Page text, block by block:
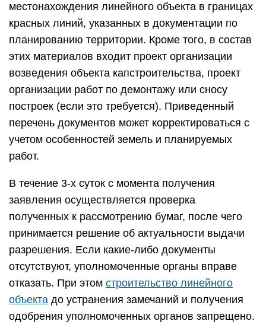
местонахождения линейного объекта в границах
красных линий, указанных в документации по
планированию территории. Кроме того, в состав
этих материалов входит проект организации
возведения объекта капстроительства, проект
организации работ по демонтажу или сносу
построек (если это требуется). Приведенный
перечень документов может корректироваться с
учетом особенностей земель и планируемых
работ.
В течение 3-х суток с момента получения
заявления осуществляется проверка
полученных к рассмотрению бумаг, после чего
принимается решение об актуальности выдачи
разрешения. Если какие-либо документы
отсутствуют, уполномоченные органы вправе
отказать. При этом строительство линейного
объекта до устранения замечаний и получения
одобрения уполномоченных органов запрещено.